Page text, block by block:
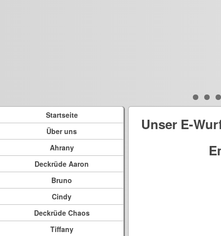
Startseite
Über uns
Ahrany
Deckrüde Aaron
Bruno
Cindy
Deckrüde Chaos
Tiffany
Unser E-